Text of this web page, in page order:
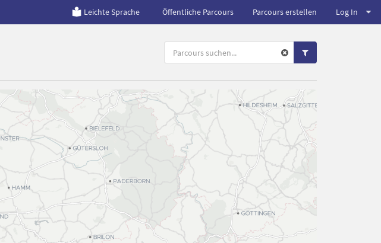
Leichte Sprache Öffentliche Parcours Parcours erstellen Log In